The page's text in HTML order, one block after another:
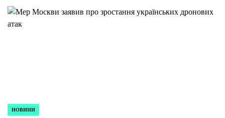
ОПУБЛІКУВАТИ
НОВИНИ